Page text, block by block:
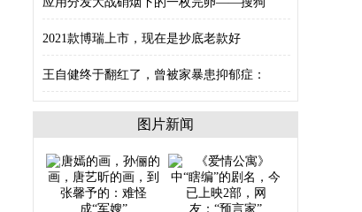
2021款博瑞上市，现在是抄底老款好
王自健终于翻红了，曾被家暴患抑郁症：
图片新闻